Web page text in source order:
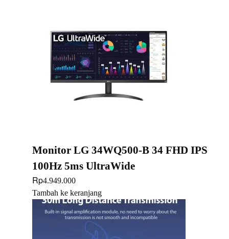
Monitor LG 34WQ500-B 34 FHD IPS
100Hz 5ms UltraWide
Rp4.949.000
Tambah ke keranjang